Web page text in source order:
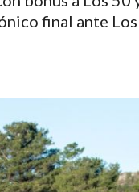
final ante